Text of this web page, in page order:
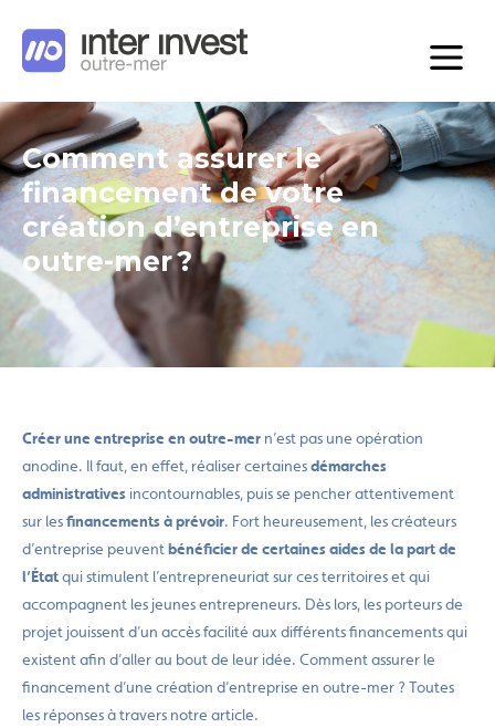
Comment assurer le
financement de votre
création d’entreprise en
outre-mer ?
Créer une entreprise en outre-mer n’est pas une opération
anodine. Il faut, en effet, réaliser certainesdémarches
administratives incontournables, puis se pencher attentivement
sur lesfinancements à prévoir. Fort heureusement, les créateurs
d’entreprise peuvent bénéficier de certainesaides de la part de
l’Étatqui stimulent l’entrepreneuriat sur ces territoires et qui
accompagnent les jeunes entrepreneurs. Dès lors, les porteurs de
projet jouissent d’un accès facilité aux différents financements qui
existent afin d’aller au bout de leur idée. Comment assurer le
financement d’une création d’entreprise en outre-mer ? Toutes
les réponses à travers notre article.